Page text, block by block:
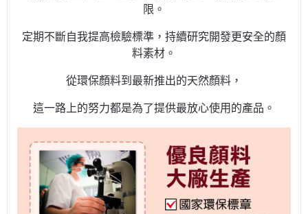
限。
定期不斷自我提高檢驗標準，持續研究開發更安全的顏
料素材。
從環保顏料到最新推出的天然顏料，
這一路上的努力都是為了提供最放心使用的產品。